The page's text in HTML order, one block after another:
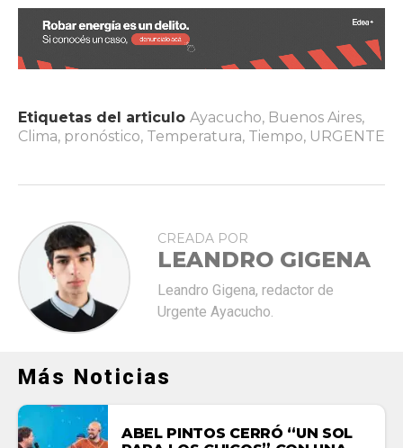
Etiquetas del articulo Ayacucho, Buenos Aires,
Clima, pronóstico, Temperatura, Tiempo, URGENTE
CREADA POR
LEANDRO GIGENA
Leandro Gigena, redactor de
Urgente Ayacucho.
Más Noticias
ABEL PINTOS CERRÓ “UN SOL